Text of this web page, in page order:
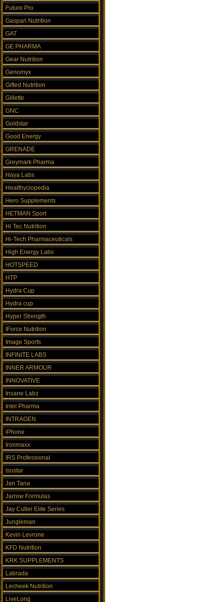
Future Pro
Gaspari Nutrition
GAT
GE PHARMA
Gear Nutrition
Genomyx
Gifted Nutrition
Gillette
GNC
Goldstar
Good Energy
GRENADE
Greymark Pharma
Haya Labs
Healthyclopedia
Hero Supplements
HETMAN Sport
Hi Tec Nutrition
Hi-Tech Pharmaceuticals
High Energy Labs
HOTSPEED
HTP
Hydra Cup
Hydra cup
Hyper Strength
IForce Nutrition
Image Sports
INFINITE LABS
INNER ARMOUR
INNOVATIVE
Insane Labz
Intel Pharma
INTRAGEN
iPhone
Ironmaxx
IRS Professional
Isostar
Jan Tana
Jarrow Formulas
Jay Cutler Elite Series
Jungleman
Kevin Levrone
KFD Nutrition
KRK SUPPLEMENTS
Labrada
Lecheek Nutrition
LiveLong